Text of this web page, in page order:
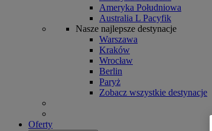
Ameryka Południowa
Australia L Pacyfik
Nasze najlepsze destynacje
Warszawa
Kraków
Wrocław
Berlin
Paryż
Zobacz wszystkie destynacje
Oferty